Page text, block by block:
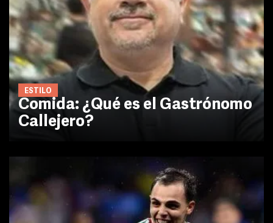
ESTILO
Comida: ¿Qué es el Gastrónomo
Callejero?